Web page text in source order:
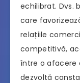
echilibrat. Dvs.
care
relațiile
competitivă,
între o afacere
dezvoltă